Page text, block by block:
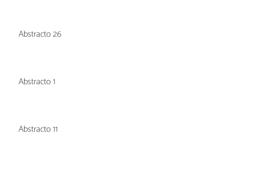
Abstracto 26
Abstracto 1
Abstracto 11